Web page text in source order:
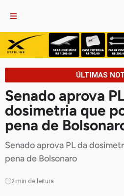
ÚLTIMAS
Senado aprova
dosimetria que
pena de
Senado aprova PL da
pena de Bolsonaro
2 min de leitura